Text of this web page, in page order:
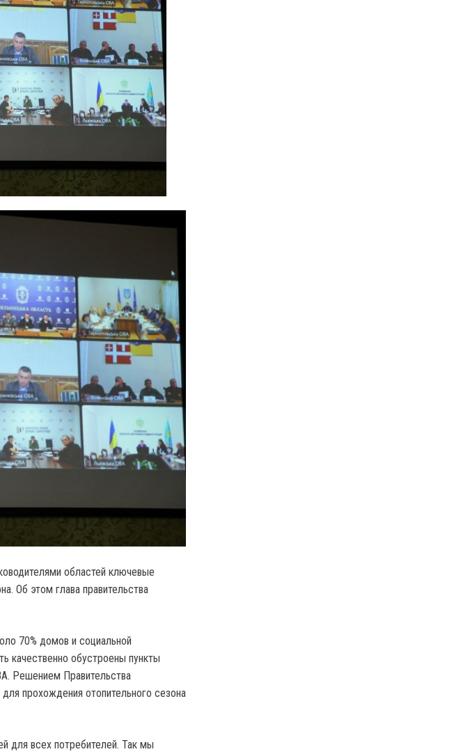
областей ключевые
Об этом глава правительства
70% домов и социальной
качественно обустроены пункты
Решением Правительства
прохождения отопительного сезона
для всех потребителей. Так мы